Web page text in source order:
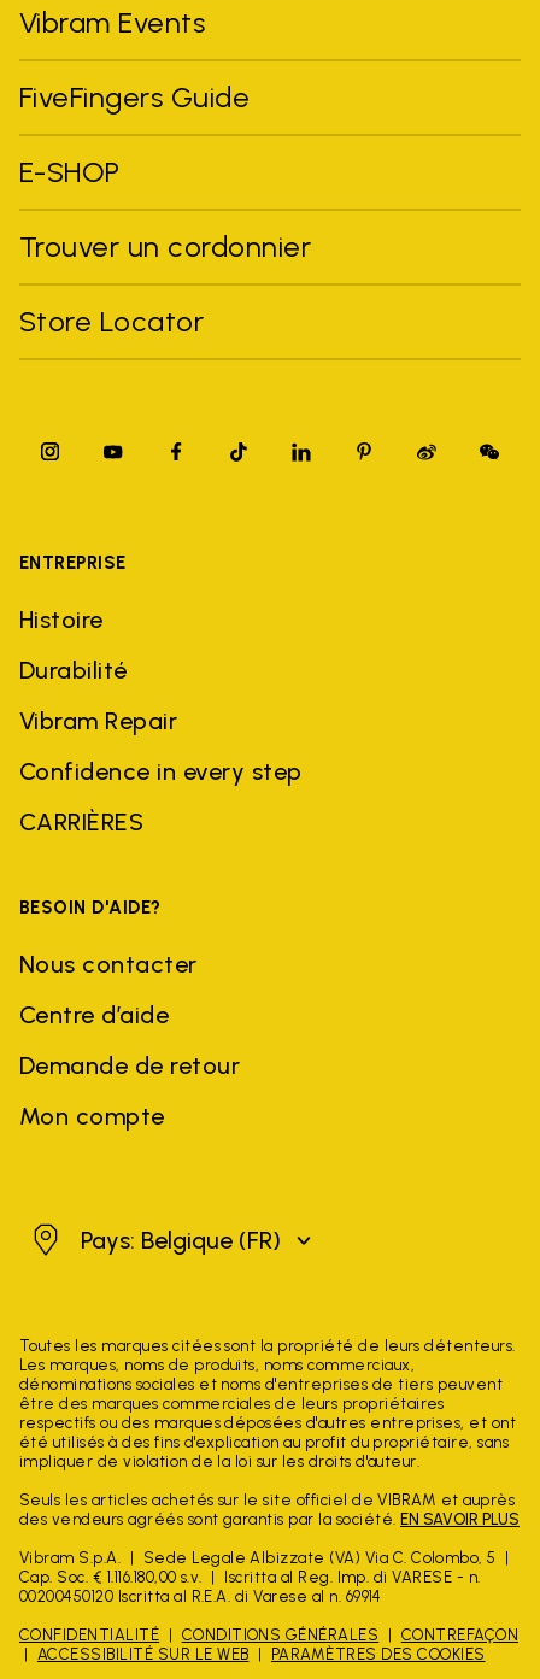
Vibram Events
FiveFingers Guide
E-SHOP
Trouver un cordonnier
Store Locator
ENTREPRISE
Histoire
Durabilité
Vibram Repair
Confidence in every step
CARRIÈRES
BESOIN D'AIDE?
Nous contacter
Centre d’aide
Demande de retour
Mon compte
BelgiquePays: Belgique (FR)
Toutes les marques citées sont la propriété de leurs détenteurs.
Les marques, noms de produits, noms commerciaux,
dénominations sociales et noms d'entreprises de tiers peuvent
être des marques commerciales de leurs propriétaires
respectifs ou des marques déposées d'autres entreprises, et ont
été utilisés à des fins d'explication au profit du propriétaire, sans
impliquer de violation de la loi sur les droits d'auteur.
Seuls les articles achetés sur le site officiel de VIBRAM et auprès
des vendeurs agréés sont garantis par la société. EN SAVOIR PLUS
Vibram S.p.A.
Sede Legale Albizzate (VA) Via C. Colombo, 5
Cap. Soc. € 1.116.180,00 s.v.
Iscritta al Reg. Imp. di VARESE - n.
00200450120 Iscritta al R.E.A. di Varese al n. 69914
CONFIDENTIALITÉ CONDITIONS GÉNÉRALES
CONTREFAÇON
ACCESSIBILITÉ SUR LE WEB
PARAMÈTRES DES COOKIES